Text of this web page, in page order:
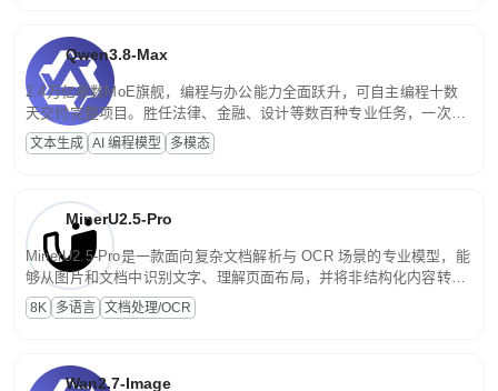
Qwen3.8-Max
2.4万亿参数MoE旗舰，编程与办公能力全面跃升，可自主编程十数
天交付完整项目。胜任法律、金融、设计等数百种专业任务，一次对
话端到端交付生产级成果。原生视觉理解贯穿规划、执行与验证全流
程，支持超长文档与长视频的深度语义解析。长程任务中自主规划与
文本生成 AI 编程模型 多模态
MinerU2.5-Pro
MinerU2.5-Pro是一款面向复杂文档解析与 OCR 场景的专业模型，能
够从图片和文档中识别文字、理解页面布局，并将非结构化内容转换
为便于存储、检索和二次处理的结构化结果。
8K 多语言 文档处理/OCR
Wan2.7-Image